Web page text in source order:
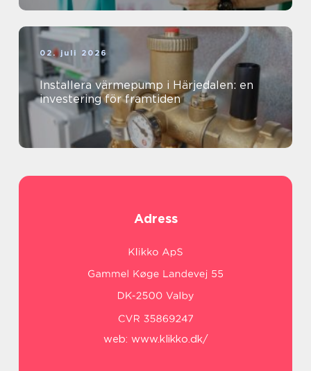
02. juli 2026
Installera värmepump i Härjedalen: en
investering för framtiden
Adress
web: www.klikko.dk/